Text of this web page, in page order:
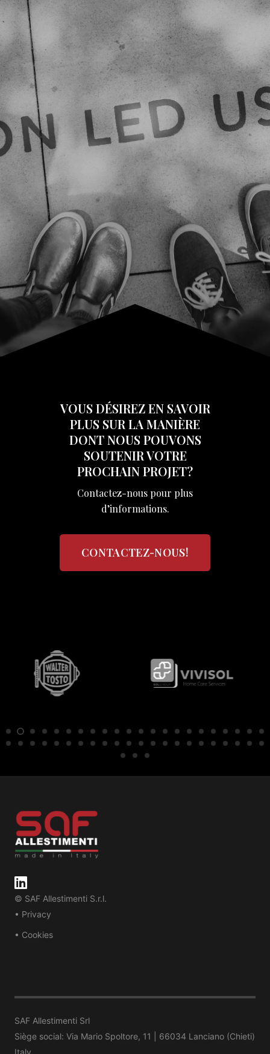
VOUS DÉSIREZ EN SAVOIR
PLUS SUR LA MANIÈRE
DONT NOUS POUVONS
SOUTENIR VOTRE
PROCHAIN PROJET?
Contactez-nous pour plus
d’informations.
CONTACTEZ-NOUS!
© SAF Allestimenti S.r.l.
• Privacy
• Cookies
SAF Allestimenti Srl
Siège social: Via Mario Spoltore, 11 | 66034 Lanciano (Chieti)
Italy